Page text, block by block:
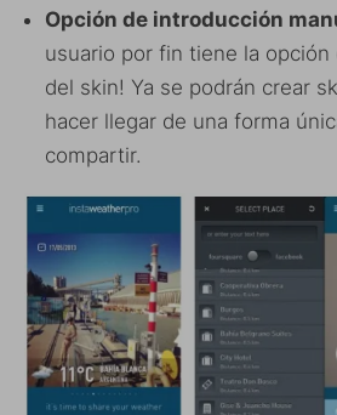
Opción de introducción
usuario por fin tiene la
del skin! Ya se podrán crear
hacer llegar de una forma
compartir.